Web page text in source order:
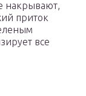
накрывают,
приток
все